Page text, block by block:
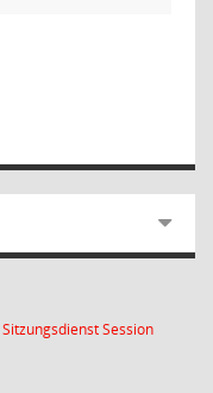
SitzungsdienstSession(Wird in